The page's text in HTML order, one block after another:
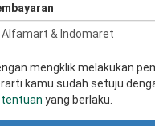
mengklik melakukan
kamu sudah setuju
yang berlaku.